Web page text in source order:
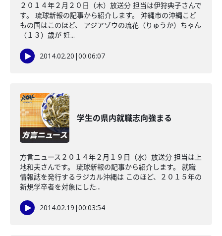
２０１４年２月２０日（木）放送分 担当は伊狩典子さんで
す。 琉球新報の記事から紹介します。 沖縄市の沖縄こど
もの国はこのほど、 アジアゾウの琉花（りゅうか）ちゃん
（１３）歳が 妊...
2014.02.20 |00:06:07
学生の県内就職志向強まる
方言ニュース２０１４年２月１９日（水）放送分 担当は上
地和夫さんです。 琉球新報の記事から紹介します。 就職
情報誌を発行するラジカル沖縄は このほど、２０１５年の
新規学卒者を対象にした...
2014.02.19 |00:03:54